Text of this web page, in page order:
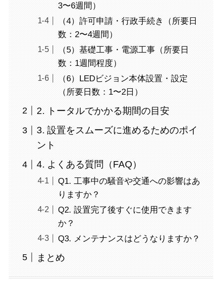
3〜6週間）
（4）許可申請・行政手続き（所要日
数：2〜4週間）
（5）基礎工事・電源工事（所要日
数：1週間程度）
（6）LEDビジョン本体設置・設定
（所要日数：1〜2日）
2. トータルでかかる期間の目安
3. 設置をスムーズに進めるためのポイ
ント
4. よくある質問（FAQ）
Q1. 工事中の騒音や交通への影響はあ
りますか？
Q2. 設置完了後すぐに使用できます
か？
Q3. メンテナンスはどうなりますか？
まとめ